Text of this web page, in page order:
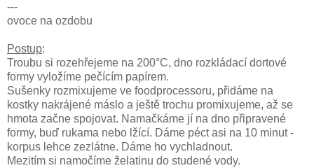
---
ovoce na ozdobu
Postup:
Troubu si rozehřejeme na 200°C, dno rozkládací dortové
formy vyložíme pečícím papírem.
Sušenky rozmixujeme ve foodprocessoru, přidáme na
kostky nakrájené máslo a ještě trochu promixujeme, až se
hmota začne spojovat. Namačkáme jí na dno připravené
formy, buď rukama nebo lžící. Dáme péct asi na 10 minut -
korpus lehce zezlátne. Dáme ho vychladnout.
Mezitím si namočíme želatinu do studené vody.